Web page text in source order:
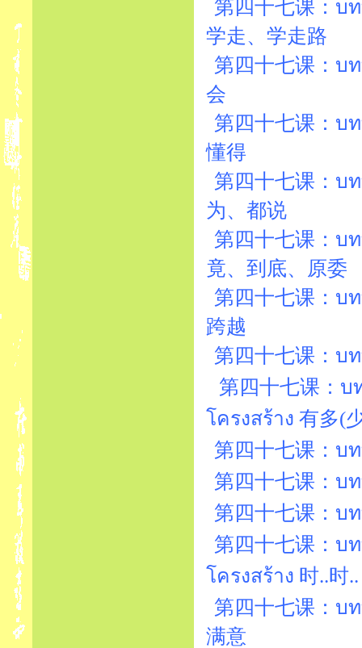
第四十七课：บ
学走、学走路
第四十七课：บ
会
第四十七课：บ
懂得
第四十七课：บ
为、都说
第四十七课：บ
竟、到底、原委
第四十七课：บ
跨越
第四十七课：บ
第四十七课：บ
โครงสร้าง 有多(
第四十七课：บ
第四十七课：บ
第四十七课：บ
第四十七课：บ
โครงสร้าง 时..时..
第四十七课：บ
满意